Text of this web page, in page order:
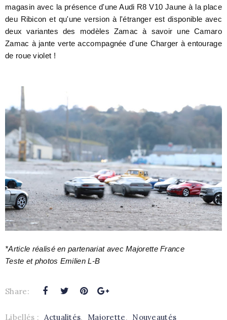
magasin avec la présence d'une Audi R8 V10 Jaune à la place
deu Ribicon et qu'une version à l'étranger est disponible avec
deux variantes des modèles Zamac à savoir une Camaro
Zamac à jante verte accompagnée d'une Charger à entourage
de roue violet !
*Article réalisé en partenariat avec Majorette France
Teste et photos Emilien L-B
Share:
Libellés : Actualités, Majorette, Nouveautés